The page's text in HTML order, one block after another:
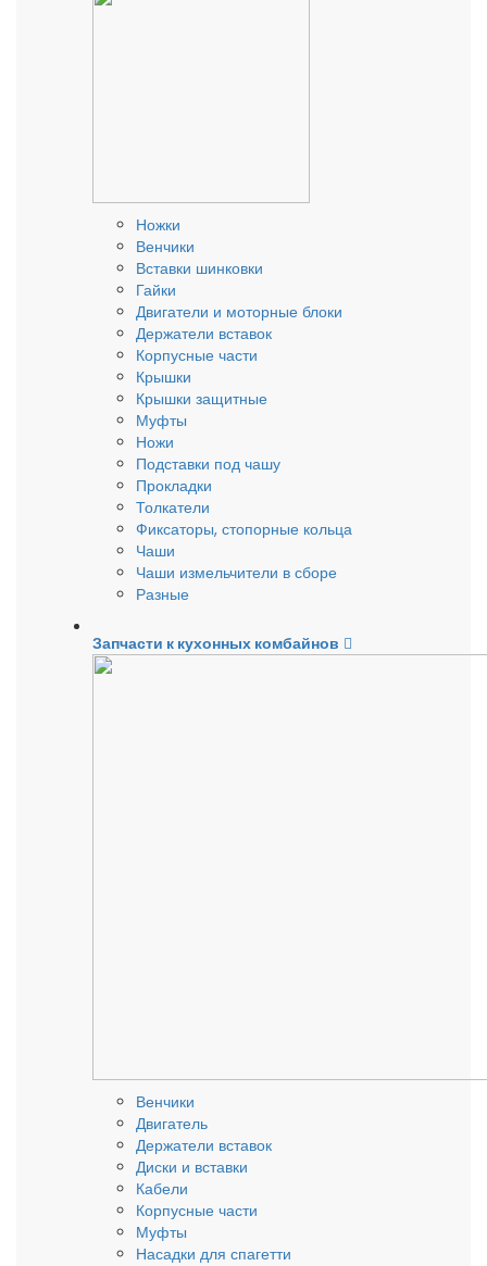
Ножки
Венчики
Вставки шинковки
Гайки
Двигатели и моторные блоки
Держатели вставок
Корпусные части
Крышки
Крышки защитные
Муфты
Ножи
Подставки под чашу
Прокладки
Толкатели
Фиксаторы, стопорные кольца
Чаши
Чаши измельчители в сборе
Разные
Запчасти к кухонных комбайнов
Венчики
Двигатель
Держатели вставок
Диски и вставки
Кабели
Корпусные части
Муфты
Насадки для спагетти